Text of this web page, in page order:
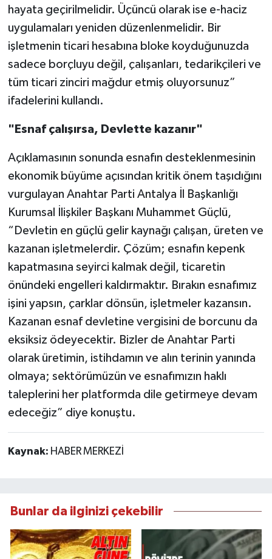
hayata geçirilmelidir. Üçüncü olarak ise e-haciz
uygulamaları yeniden düzenlenmelidir. Bir
işletmenin ticari hesabına bloke koyduğunuzda
sadece borçluyu değil, çalışanları, tedarikçileri ve
tüm ticari zinciri mağdur etmiş oluyorsunuz”
ifadelerini kullandı.
"Esnaf çalışırsa, Devlette kazanır"
Açıklamasının sonunda esnafın desteklenmesinin
ekonomik büyüme açısından kritik önem taşıdığını
vurgulayan Anahtar Parti Antalya İl Başkanlığı
Kurumsal İlişkiler Başkanı Muhammet Güçlü,
“Devletin en güçlü gelir kaynağı çalışan, üreten ve
kazanan işletmelerdir. Çözüm; esnafın kepenk
kapatmasına seyirci kalmak değil, ticaretin
önündeki engelleri kaldırmaktır. Bırakın esnafımız
işini yapsın, çarklar dönsün, işletmeler kazansın.
Kazanan esnaf devletine vergisini de borcunu da
eksiksiz ödeyecektir. Bizler de Anahtar Parti
olarak üretimin, istihdamın ve alın terinin yanında
olmaya; sektörümüzün ve esnafımızın haklı
taleplerini her platformda dile getirmeye devam
edeceğiz” diye konuştu.
Kaynak: HABER MERKEZİ
Bunlar da ilginizi çekebilir